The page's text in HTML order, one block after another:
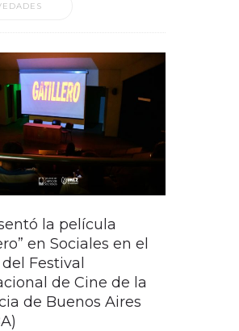
la película
en Sociales en el
Festival
de Cine de la
de Buenos Aires